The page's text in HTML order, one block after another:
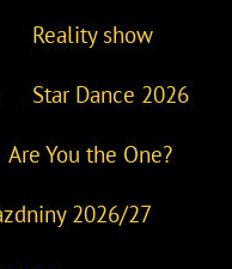
Reality show
Star Dance 2026
Are You the One?
2026/27